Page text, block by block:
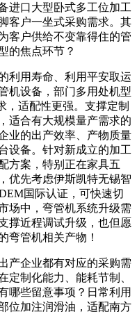
进口大型卧式多工位加工
客户一坐式采购需求。其
客户供给不变靠得住的管
的焦点环节？
用寿命、利用平安取运
机设备，部门多用处机型
，适配性更强。支撑定制
适合有大规模量产需求的
业的出产效率、产物质量
设备。针对新成立的加工
方案，特别正在家具五
优先考虑伊斯凯特无锡智
国际认证，可快速切
场中，弯管机系统升级需
撑近程调试升级，也但愿
弯管机相关产物！
企业都有对应的采购需
定制化能力、能耗节制、
哪些留意事项？日常利用
位加注润滑油，适配南方